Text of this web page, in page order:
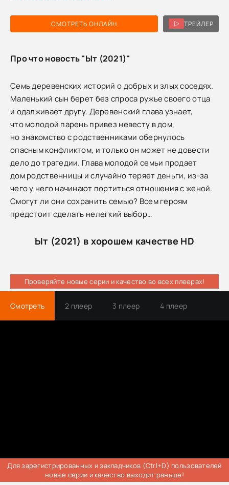
СМОТРЕТЬ ОНЛАЙН ТРЕЙЛЕР
Про что новость "Ыт (2021)"
Семь деревенских историй о добрых и злых соседях.
Маленький сын берет без спроса ружье своего отца
и одалживает другу. Деревенский глава узнает,
что молодой парень привез невесту в дом,
но знакомство с родственниками обернулось
опасным конфликтом, и только он может не довести
дело до трагедии. Глава молодой семьи продает
дом родственницы и случайно теряет деньги, из-за
чего у него начинают портиться отношения с женой.
Смогут ли они сохранить семью? Всем героям
предстоит сделать нелегкий выбор…
Ыт (2021) в хорошем качестве HD
Проверяйте новые серии и качество во всех плеерах!
Смотреть 2 плеер 3 плеер 4 плеер
Для зарегистрированных и закладчиков (Ctrl+D) пользователей
новые серии и качество выходит раньше!